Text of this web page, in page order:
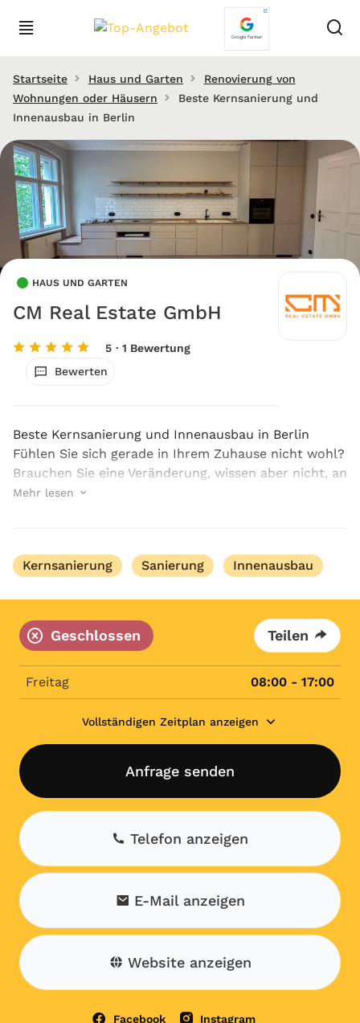
Startseite Haus und Garten
Renovierung von
Wohnungen oder Häusern
Beste Kernsanierung und
Innenausbau in Berlin
HAUS UND GARTEN
CM Real Estate GmbH
5 · 1 Bewertung
Bewerten
Beste Kernsanierung und Innenausbau in Berlin
Fühlen Sie sich gerade in Ihrem Zuhause nicht wohl?
Brauchen Sie eine Veränderung, wissen aber nicht, an
wen Sie sich wenden können? CM Real Estate GmbH
Mehr lesen
Kernsanierung Sanierung Innenausbau
Geschlossen Teilen
Freitag 08:00 - 17:00
Vollständigen Zeitplan anzeigen
Anfrage senden
Telefon anzeigen
E-Mail anzeigen
Website anzeigen
Facebook Instagram